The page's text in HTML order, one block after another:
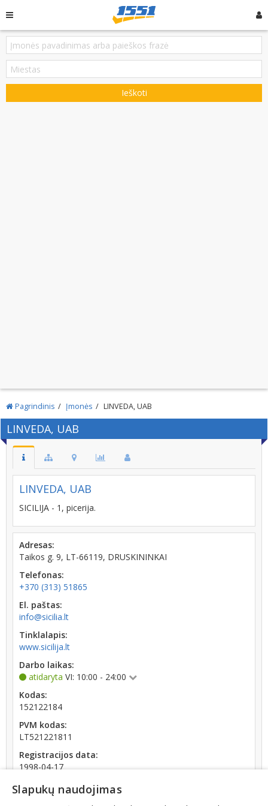
Ieškoti
Pagrindinis Įmonės LINVEDA, UAB
LINVEDA, UAB
LINVEDA, UAB
SICILIJA - 1, picerija.
Adresas:
Taikos g. 9, LT-66119, DRUSKININKAI
Telefonas:
+370 (313) 51865
El. paštas:
info@sicilia.lt
Tinklalapis:
www.sicilija.lt
Darbo laikas:
atidaryta VI: 10:00 - 24:00
Kodas:
152122184
PVM kodas:
LT521221811
Registracijos data:
1998-04-17
Darbuotojų skaičius:
iki 10 darbuotojų
Slapukų naudojimas